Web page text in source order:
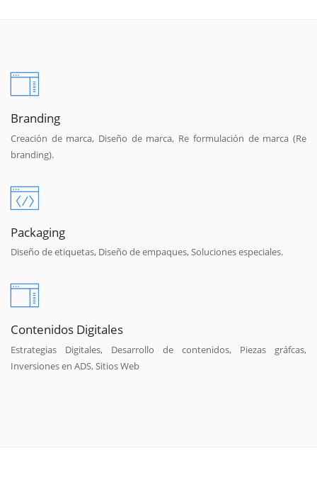
Branding
Creación de marca, Diseño de marca, Re formulación de marca (Re
branding).
Packaging
Diseño de etiquetas, Diseño de empaques, Soluciones especiales.
Contenidos Digitales
Estrategias Digitales, Desarrollo de contenidos, Piezas gráfcas,
Inversiones en ADS, Sitios Web